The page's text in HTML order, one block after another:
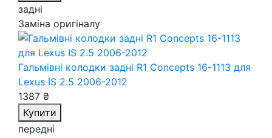
задні
Заміна оригіналу
Гальмівні колодки задні R1 Concepts 16-1113 для
Lexus IS 2.5 2006-2012
1387 ₴
Купити
передні